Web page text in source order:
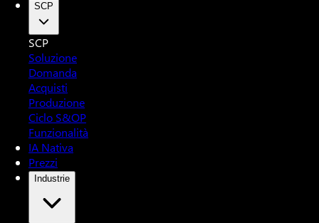
SCP
SCP
Soluzione
Domanda
Acquisti
Produzione
Ciclo S&OP
Funzionalità
IA Nativa
Prezzi
Industrie